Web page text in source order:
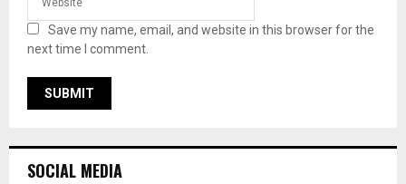
Save my name, email, and website in this browser for the
next time I comment.
SOCIAL MEDIA